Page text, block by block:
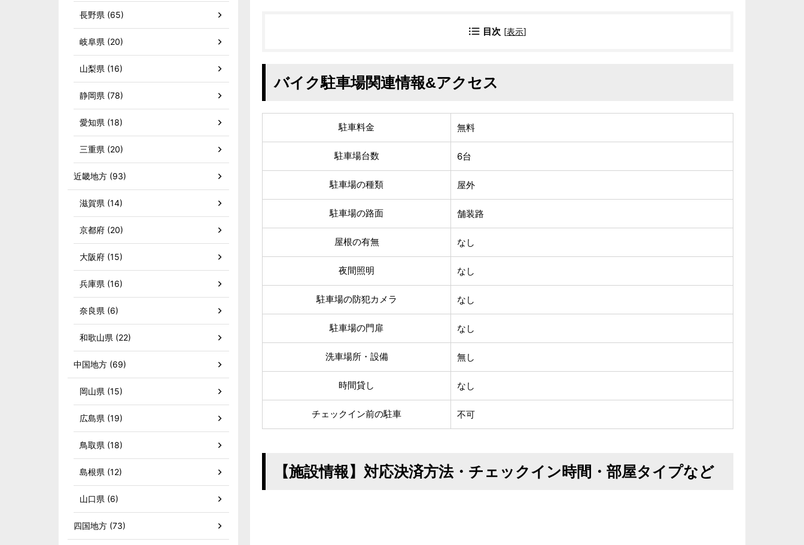
目次 [表示]
バイク駐車場関連情報&アクセス
駐車料金 無料
駐車場台数 6台
駐車場の種類 屋外
駐車場の路面 舗装路
屋根の有無 なし
夜間照明 なし
駐車場の防犯カメラ なし
駐車場の門扉 なし
洗車場所・設備 無し
時間貸し なし
チェックイン前の駐車 不可
【施設情報】対応決済方法・チェックイン時間・部屋タイプなど
長野県 (65)
岐阜県 (20)
山梨県 (16)
静岡県 (78)
愛知県 (18)
三重県 (20)
近畿地方 (93)
滋賀県 (14)
京都府 (20)
大阪府 (15)
兵庫県 (16)
奈良県 (6)
和歌山県 (22)
中国地方 (69)
岡山県 (15)
広島県 (19)
鳥取県 (18)
島根県 (12)
山口県 (6)
四国地方 (73)